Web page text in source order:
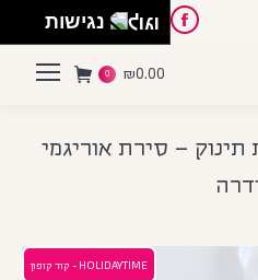
Facebook
Pinterest
Instagram
English
₪0.00
0
– סירת אוריגמי
HOLIDAYTIME - קוד קופון
נגישות